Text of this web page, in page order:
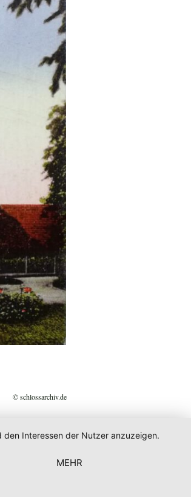
© schlossarchiv.de
Interessen der Nutzer anzuzeigen.
MEHR